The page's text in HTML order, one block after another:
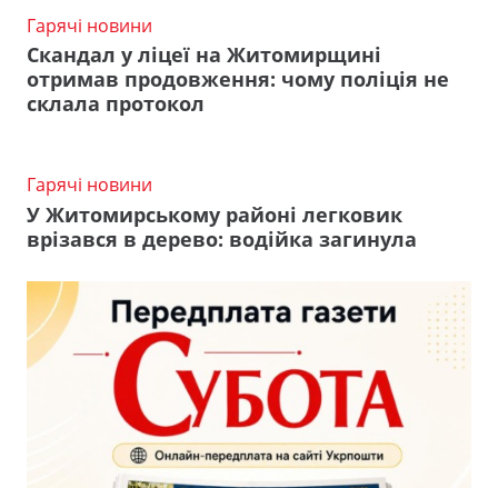
Гарячі новини
Скандал у ліцеї на Житомирщині
отримав продовження: чому поліція не
склала протокол
Гарячі новини
У Житомирському районі легковик
врізався в дерево: водійка загинула